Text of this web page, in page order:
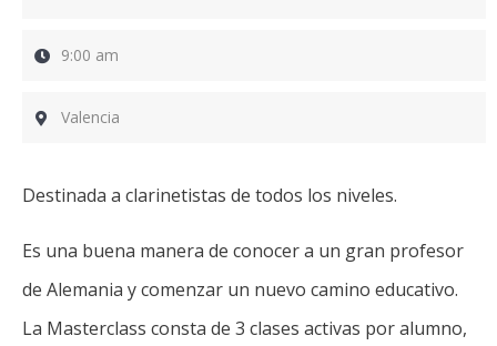
9:00 am
Valencia
Destinada a clarinetistas de todos los niveles.
Es una buena manera de conocer a un gran profesor
de Alemania y comenzar un nuevo camino educativo.
La Masterclass consta de 3 clases activas por alumno,